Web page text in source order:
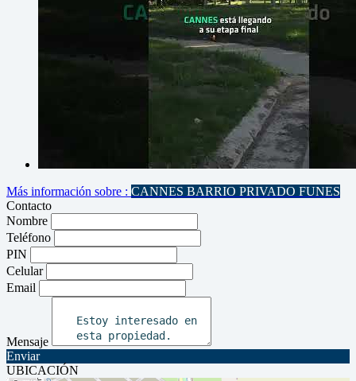
Más información sobre : CANNES BARRIO PRIVADO FUNES
Contacto
Nombre
Teléfono
PIN
Celular
Email
Mensaje
Enviar
UBICACIÓN